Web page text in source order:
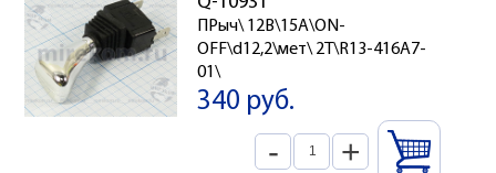
ПРыч\ 12В\15А\ON-
OFF\d12,2\мет\ 2T\R13-416A7-
01\
340 руб.
- +